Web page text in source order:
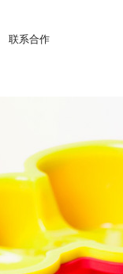
联系合作